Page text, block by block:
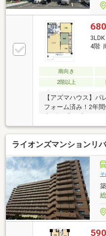
680
4階
南向き
2階以上
【アズマハウス】
フォーム済み！2年
歩5分！和歌山ICま
当たり、風通し良好
ライオンズマンションリ
590